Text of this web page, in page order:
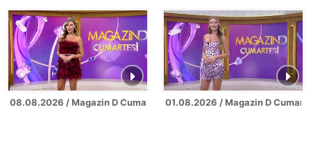
08.08.2026 / Magazin D Cumartesi01.08.2026 / Magazin D